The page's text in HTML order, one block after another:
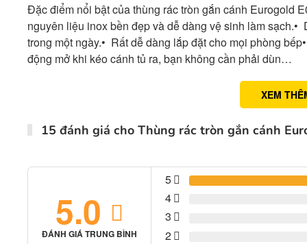
Đặc điểm nổi bật của thùng rác tròn gắn cánh Eurogold
nguyên liệu inox bền đẹp và dễ dàng vệ sinh làm
trong một ngày.• Rất dễ dàng lắp đặt cho mọi phòng
động mở khi kéo cánh tủ ra, bạn không cần phải dùn…
XEM
15 đánh giá choThùng rác tròn gắn cánh
5.0
ĐÁNH GIÁ TRUNG BÌNH
5
4
3
2